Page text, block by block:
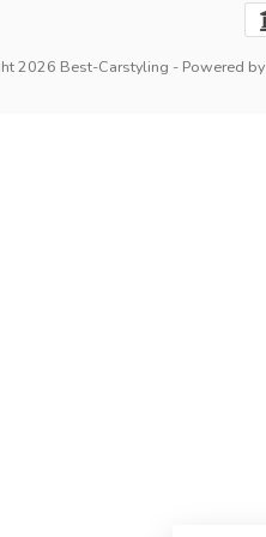
2026 Best-Carstyling - Powered by